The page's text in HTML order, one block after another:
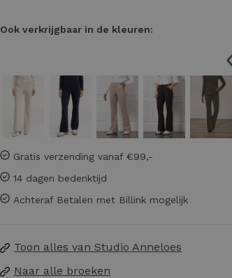
Ook verkrijgbaar in de kleuren:
Gratis verzending vanaf €99,-
14 dagen bedenktijd
Achteraf Betalen met Billink mogelijk
Toon alles van Studio Anneloes
Naar alle broeken